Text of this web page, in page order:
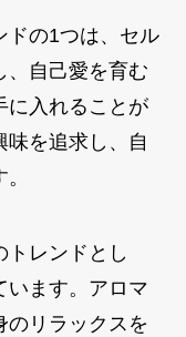
ドの1つは、セル
、自己愛を育む
に入れることが
味を追求し、自
トレンドとし
います。アロマ
のリラックスを